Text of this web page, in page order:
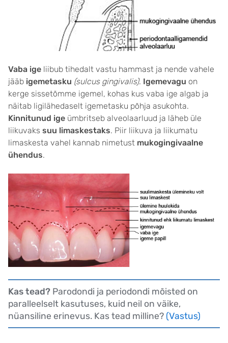
Vaba ige liibub tihedalt vastu hammast ja nende vahele
jääb igemetasku (sulcus gingivalis). Igemevagu on
kerge sissetõmme igemel, kohas kus vaba ige algab ja
näitab ligilähedaselt igemetasku põhja asukohta.
Kinnitunud ige ümbritseb alveolaarluud ja läheb üle
liikuvaks suu limaskestaks. Piir liikuva ja liikumatu
limaskesta vahel kannab nimetust mukogingivaalne
ühendus.
Kas tead? Parodondi ja periodondi mõisted on
paralleelselt kasutuses, kuid neil on väike,
nüansiline erinevus. Kas tead milline? (Vastus)